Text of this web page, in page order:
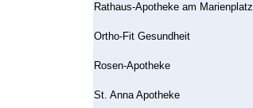
Rathaus-Apotheke am Marienplatz
Ortho-Fit Gesundheit
Rosen-Apotheke
St. Anna Apotheke